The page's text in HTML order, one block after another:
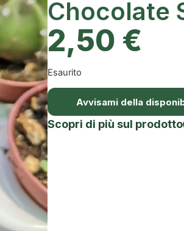
Chocolate
2,50 €
Esaurito
Avvisami della
Scopri di più sul prodotto